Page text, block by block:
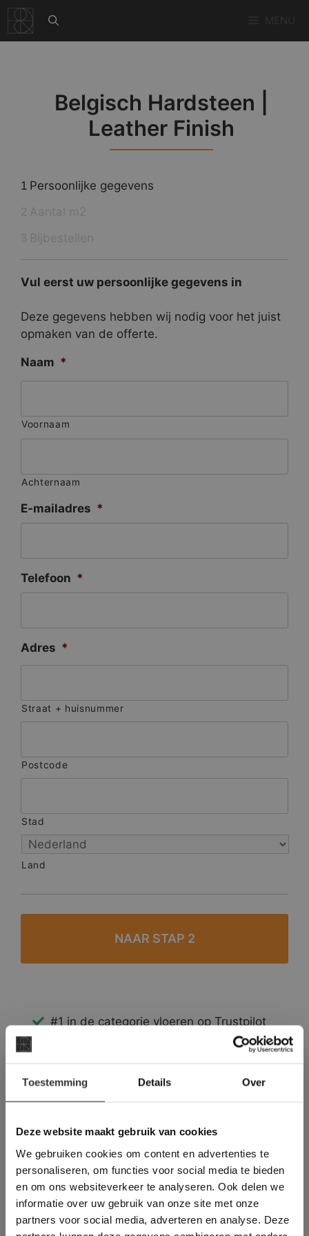
Toestemming Details Over
Deze website maakt gebruik van cookies
We gebruiken cookies om content en advertenties te
personaliseren, om functies voor social media te bieden
en om ons websiteverkeer te analyseren. Ook delen we
informatie over uw gebruik van onze site met onze
partners voor social media, adverteren en analyse. Deze
naar
de
Belgisch Hardsteen |
Leather Finish
1 Persoonlijke gegevens
Vul eerst uw persoonlijke gegevens in
Deze gegevens hebben wij nodig voor het juist
opmaken van de offerte.
Naam *
Voornaam
Achternaam
E-mailadres *
Telefoon *
Adres *
Straat + huisnummer
Postcode
Stad
Land
#1 in de categorie vloeren op Trustpilot
Binnen 24 uur een passende offerte
Meer dan 500 m2 showroom
Deze website maakt
gebruik van cookies.
This Cookie Banner was deleted and is no
longer working. Please contact the website
administrator.
Deze website gebruikt cookies om de
gebruikerservaring te verbeteren. Door
gebruik te maken van onze website geeft u
toestemming voor alle cookies in
overeenstemming met ons cookiebeleid.Lees
verder